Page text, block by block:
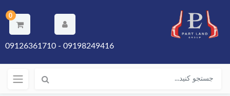
0
09198249416 - 09126361710